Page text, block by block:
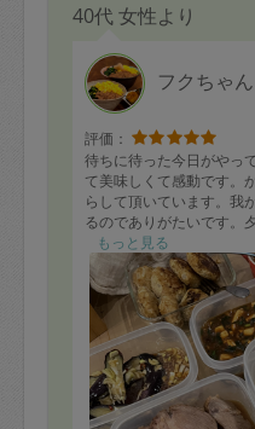
40代 女性より
フクちゃ
評価：
待ちに待った今日がやっ
て美味しくて感動です。
らして頂いています。我
るのでありがたいです。
遊んであげたり、話を聞
です。
今日のメニューは肉魚系
した！
ハンバーグ
牛丼（食の細い息子用）
焼き豚
鶏肉のチーズ焼き
かれいの煮付け（フクち
もっと見る